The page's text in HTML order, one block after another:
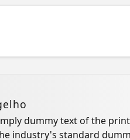
dummy text of the
industry's standard